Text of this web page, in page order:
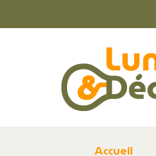
Accueil